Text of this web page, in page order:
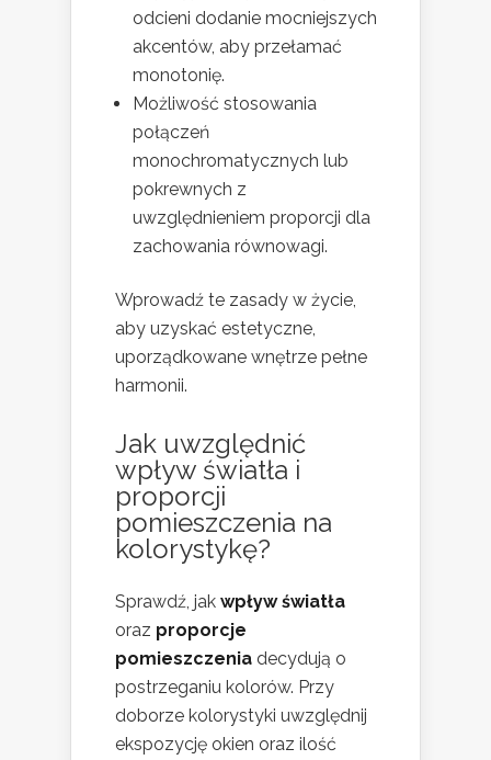
odcieni dodanie mocniejszych
akcentów, aby przełamać
monotonię.
Możliwość stosowania
połączeń
monochromatycznych lub
pokrewnych z
uwzględnieniem proporcji dla
zachowania równowagi.
Wprowadź te zasady w życie,
aby uzyskać estetyczne,
uporządkowane wnętrze pełne
harmonii.
Jak uwzględnić
wpływ światła i
proporcji
pomieszczenia na
kolorystykę?
Sprawdź, jak wpływ światła
oraz proporcje
pomieszczenia decydują o
postrzeganiu kolorów. Przy
doborze kolorystyki uwzględnij
ekspozycję okien oraz ilość